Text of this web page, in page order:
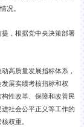
况。
，根据党中央决策部署
质量发展指标体系，
展实绩考核指标和权
性改革、保障和改善民
社会公平正义等工作的
权重。